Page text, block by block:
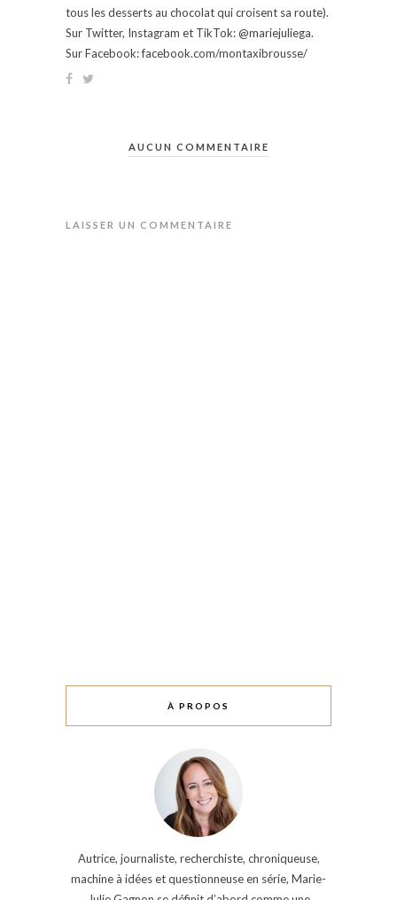
tous les desserts au chocolat qui croisent sa route).
Sur Twitter, Instagram et TikTok: @mariejuliega.
Sur Facebook: facebook.com/montaxibrousse/
AUCUN COMMENTAIRE
LAISSER UN COMMENTAIRE
À PROPOS
Autrice, journaliste, recherchiste, chroniqueuse,
machine à idées et questionneuse en série, Marie-